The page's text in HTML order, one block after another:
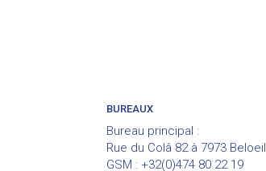
BUREAUX
Bureau principal :
Rue du Colâ 82 à 7973 Beloeil
GSM : +32(0)474 80 22 19